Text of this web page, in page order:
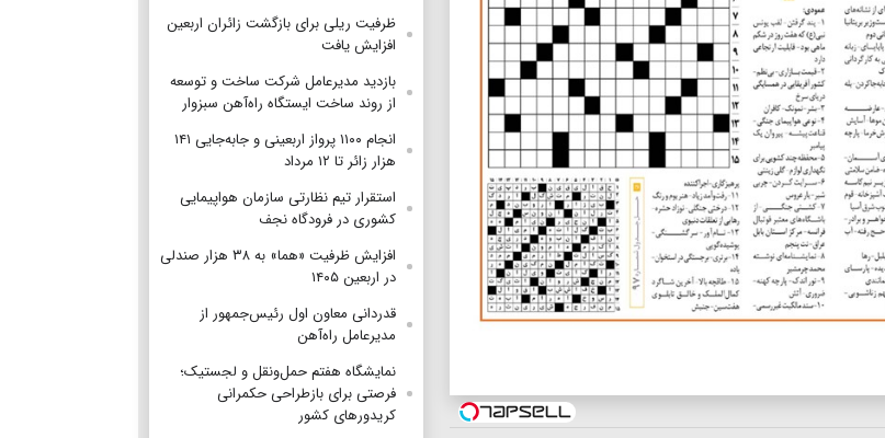
ظرفیت ریلی برای بازگشت زائران اربعین
افزایش یافت
بازدید مدیرعامل شرکت ساخت و توسعه
از روند ساخت ایستگاه راه‌آهن سبزوار
انجام ۱۱۰۰ پرواز اربعینی و جابه‌جایی ۱۴۱
هزار زائر تا ۱۲ مرداد
استقرار تیم‌ نظارتی سازمان هواپیمایی
کشوری در فرودگاه نجف
افزایش ظرفیت «هما» به ۳۸ هزار صندلی
در اربعین ۱۴۰۵
قدردانی معاون اول رئیس‌جمهور از
مدیرعامل راه‌آهن
نمایشگاه هفتم حمل‌ونقل و لجستیک؛
فرصتی برای بازطراحی حکمرانی
کریدورهای کشور